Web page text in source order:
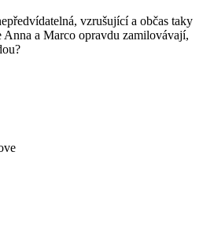
vzrušující a občas taky
Anna a Marco opravdu zamilovávají,